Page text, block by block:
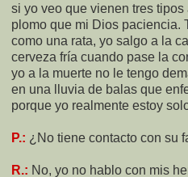
si yo veo que vienen tres
plomo que mi Dios paciencia.
como una rata, yo salgo a la
cerveza fría cuando pase la
yo a la muerte no le tengo
en una lluvia de balas que
porque yo realmente estoy
P.: ¿No tiene contacto con su
R.: No, yo no hablo con mis